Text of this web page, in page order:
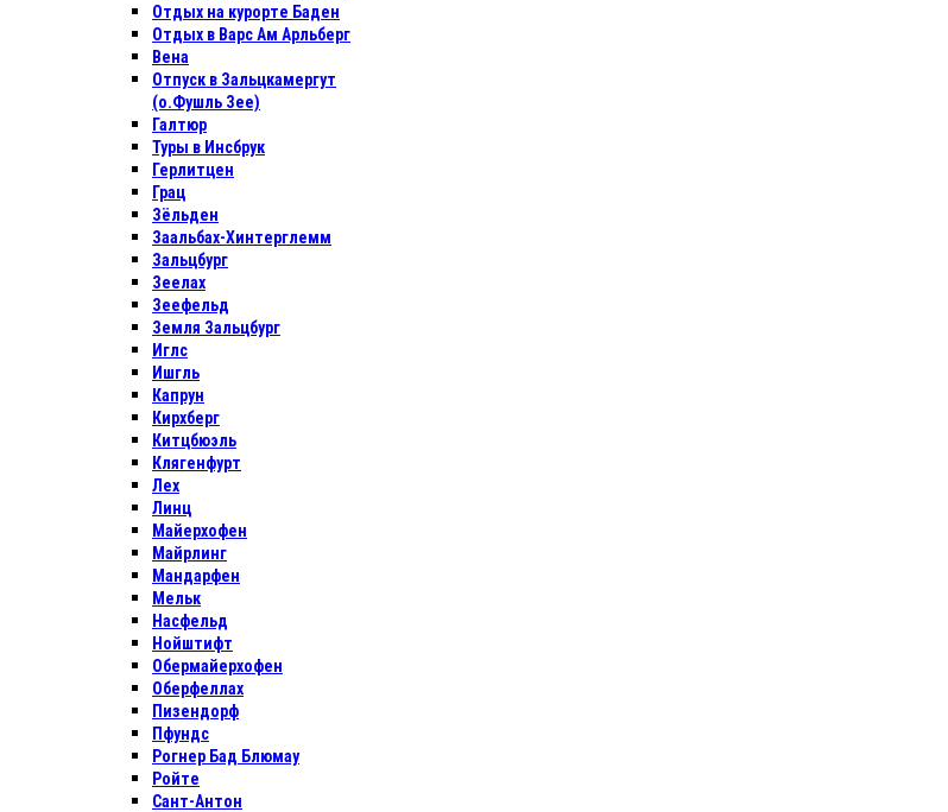
Отдых на курорте Баден
Отдых в Варс Ам Арльберг
Вена
Отпуск в Зальцкамергут
(о.Фушль Зее)
Галтюр
Туры в Инсбрук
Герлитцен
Грац
Зёльден
Заальбах-Хинтерглемм
Зальцбург
Зеелах
Зеефельд
Земля Зальцбург
Иглс
Ишгль
Капрун
Кирхберг
Китцбюэль
Клягенфурт
Лех
Линц
Майерхофен
Майрлинг
Мандарфен
Мельк
Насфельд
Нойштифт
Обермайерхофен
Оберфеллах
Пизендорф
Пфундс
Рогнер Бад Блюмау
Ройте
Сант-Антон